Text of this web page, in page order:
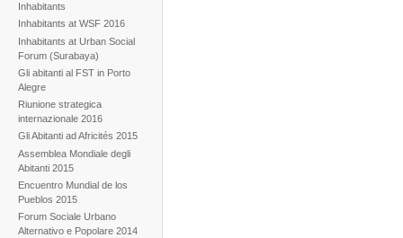
Inhabitants
Inhabitants at WSF 2016
Inhabitants at Urban Social
Forum (Surabaya)
Gli abitanti al FST in Porto
Alegre
Riunione strategica
internazionale 2016
Gli Abitanti ad Africités 2015
Assemblea Mondiale degli
Abitanti 2015
Encuentro Mundial de los
Pueblos 2015
Forum Sociale Urbano
Alternativo e Popolare 2014